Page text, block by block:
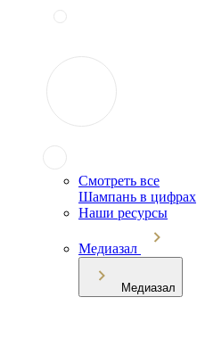
Смотреть все
Шампань в цифрах
Наши ресурсы
Медиазал
Медиазал